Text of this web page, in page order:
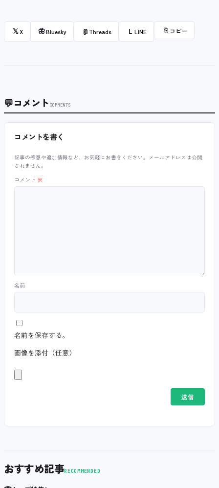
𝕏X 🦋Bluesky @ Threads L LINE ⎘ コピー
💬コメント COMMENTS
コメントを書く
記事の感想や追加情報など、お気軽にお書きください。メールアドレスは公開
されません。
コメント ※
名前
名前を保存する。
画像を添付（任意）
おすすめ記事RECOMMENDED